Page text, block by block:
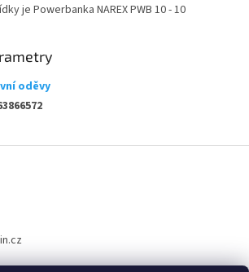
je Powerbanka NAREX PWB 10 - 10
oděvy